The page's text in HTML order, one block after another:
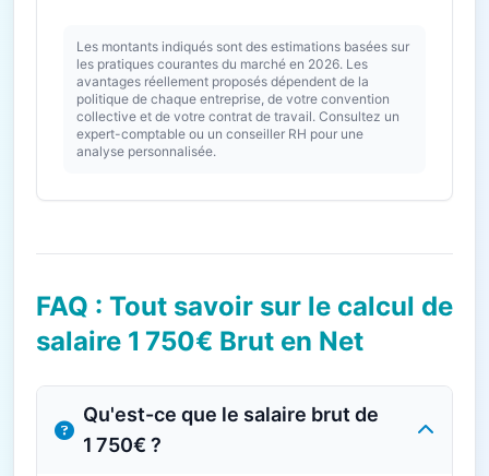
Les montants indiqués sont des estimations basées sur
les pratiques courantes du marché en 2026. Les
avantages réellement proposés dépendent de la
politique de chaque entreprise, de votre convention
collective et de votre contrat de travail. Consultez un
expert-comptable ou un conseiller RH pour une
analyse personnalisée.
FAQ : Tout savoir sur le calcul de
salaire 1 750€ Brut en Net
Qu'est-ce que le salaire brut de
1 750€ ?